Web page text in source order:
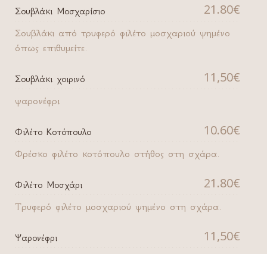
Σουβλάκι Μοσχαρίσιο 21.80€
Σουβλάκι από τρυφερό φιλέτο μοσχαριού ψημένο
όπως επιθυμείτε.
Σουβλάκι χοιρινό 11,50€
ψαρονέφρι
Φιλέτο Κοτόπουλο 10.60€
Φρέσκο φιλέτο κοτόπουλο στήθος στη σχάρα.
Φιλέτο Μοσχάρι 21.80€
Τρυφερό φιλέτο μοσχαριού ψημένο στη σχάρα.
Ψαρονέφρι 11,50€